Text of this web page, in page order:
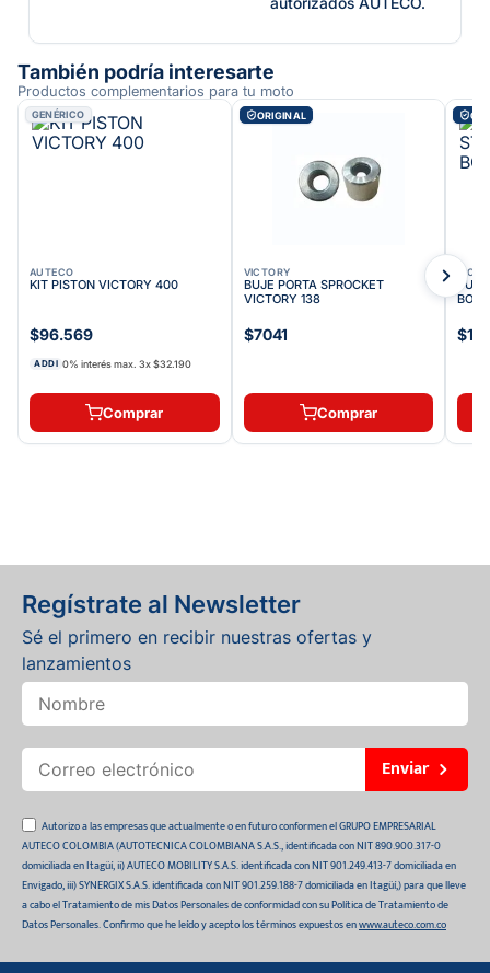
También podría interesarte
Productos complementarios para tu moto
GENÉRICO
AUTECO
KIT PISTON VICTORY 400
$96.569
ADDI 0% interés max. 3x$32.190
Comprar
ORIGINAL
VICTORY
BUJE PORTA SPROCKET
VICTORY 138
$7041
Comprar
Regístrate al Newsletter
Sé el primero en recibir nuestras ofertas y
lanzamientos
Enviar
Autorizo a las empresas que actualmente o en futuro conformen el GRUPO EMPRESARIAL
AUTECO COLOMBIA (AUTOTECNICA COLOMBIANA S.A.S., identificada con NIT 890.900.317-0
domiciliada en Itagüí, ii) AUTECO MOBILITY S.A.S. identificada con NIT 901.249.413-7 domiciliada en
Envigado, iii) SYNERGIX S.A.S. identificada con NIT 901.259.188-7 domiciliada en Itagüí,) para que lleve
a cabo el Tratamiento de mis Datos Personales de conformidad con su Política de Tratamiento de
Datos Personales. Confirmo que he leído y acepto los términos expuestos enwww.auteco.com.co